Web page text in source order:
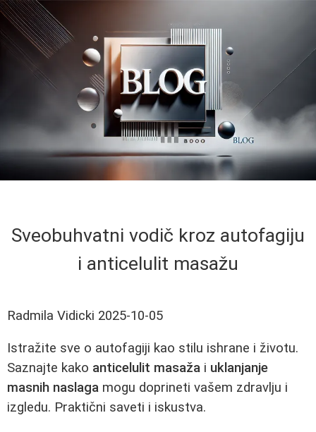
Sveobuhvatni vodič kroz autofagiju
i anticelulit masažu
Radmila Vidicki 2025-10-05
Istražite sve o autofagiji kao stilu ishrane i životu.
Saznajte kako anticelulit masaža i uklanjanje
masnih naslaga mogu doprineti vašem zdravlju i
izgledu. Praktični saveti i iskustva.